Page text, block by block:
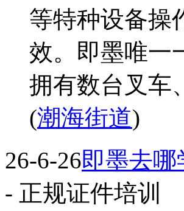
等特种设备操
效。即墨唯一
拥有数台叉车
(潮海街道)
26-6-26即墨去
- 正规证件培训